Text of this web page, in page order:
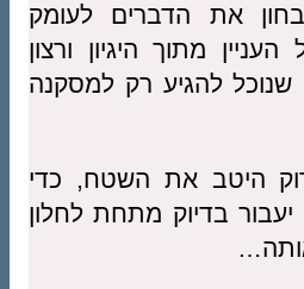
את הדברים לעומק
מתוך היגיון ורצון
שנוכל להגיע רק למסקנה
היטב את השטח, כדי
בדיוק מתחת לחלון